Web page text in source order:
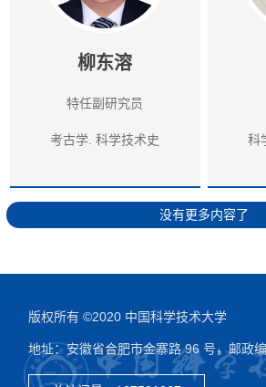
柳东溶
特任副研究员
考古学. 科学技术史 科
没有更多内容了
版权所有 ©2020 中国科学技术大学
地址：安徽省合肥市金寨路 96 号，邮政